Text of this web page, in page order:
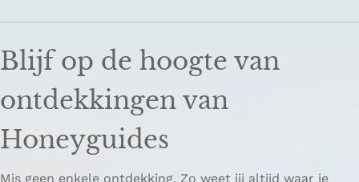
Blijf op de hoogte van
ontdekkingen van
Honeyguides
Mis geen enkele ontdekking. Zo weet jij altijd waar je